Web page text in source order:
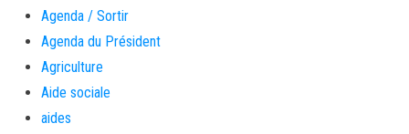
Agenda / Sortir
Agenda du Président
Agriculture
Aide sociale
aides